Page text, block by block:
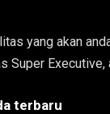
yang akan
Super Executive,
terbaru